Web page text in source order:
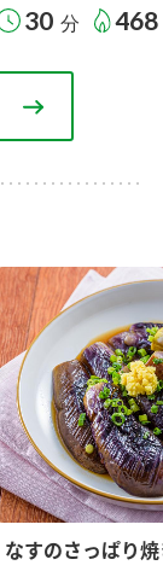
30 分 468
なすのさっぱり